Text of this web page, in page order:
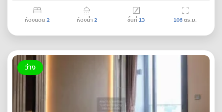
ห้องนอน 2 ห้องน้ำ2 ชั้นที่ 13 106ตร.ม.
ว่าง